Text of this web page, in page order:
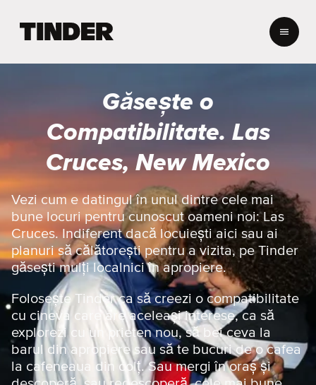
T
n
e
Găsește o
Compatibilitate. Las
Cruces, New Mexico
Vezi cum e datingul în unul dintre cele mai
bune locuri pentru cunoscut oameni noi: Las
Cruces. Indiferent dacă locuiești aici sau ai
planuri să călătorești pentru a vizita, pe Tinder
găsești mulți localnici în apropiere.
Folosește Tinder ca să creezi o compatibilitate
cu cineva care are aceleași interese, ca să
explorezi cu un prieten nou, să bei ceva la
barul din apropiere sau să te bucuri de o cafea
la cafeneaua din colț. Sau mergi în oraș și